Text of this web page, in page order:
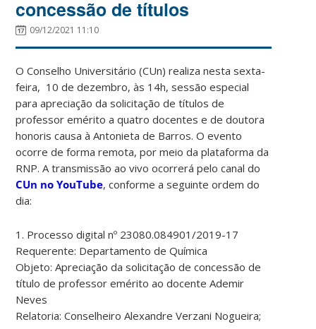
concessão de títulos
09/12/2021 11:10
O Conselho Universitário (CUn) realiza nesta sexta-
feira, 10 de dezembro, às 14h, sessão especial
para apreciação da solicitação de títulos de
professor emérito a quatro docentes e de doutora
honoris causa à Antonieta de Barros. O evento
ocorre de forma remota, por meio da plataforma da
RNP. A transmissão ao vivo ocorrerá pelo canal do
CUn no YouTube, conforme a seguinte ordem do
dia:
1. Processo digital nº 23080.084901/2019-17
Requerente: Departamento de Química
Objeto: Apreciação da solicitação de concessão de
título de professor emérito ao docente Ademir
Neves
Relatoria: Conselheiro Alexandre Verzani Nogueira;